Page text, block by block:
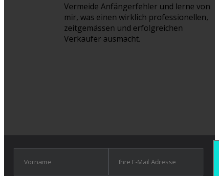
Vermeide Anfängerfehler und lerne von
mir, was einen wirklich professionellen,
zeitgemässen und erfolgreichen
Verkäufer ausmacht.